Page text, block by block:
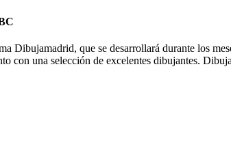
Dibujamadrid, que se desarrollará durante los
con una selección de excelentes dibujantes.